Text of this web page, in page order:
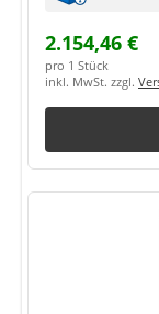
2.154,46 €
pro 1 Stück
inkl. MwSt. zzgl.